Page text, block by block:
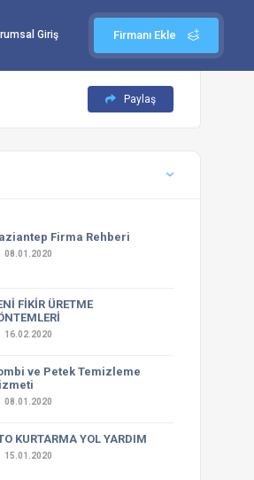
Firmanı Ekle
Giriş
Paylaş
Firma Rehberi
08.01.2020
FİKİR ÜRETME
16.02.2020
ve Petek Temizleme
08.01.2020
KURTARMA YOL YARDIM
15.01.2020